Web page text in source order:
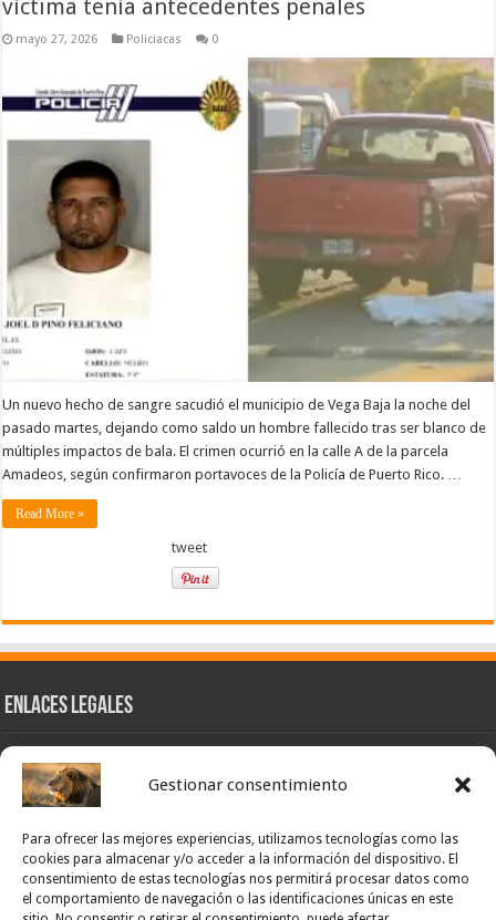
Gestionar consentimiento
Para ofrecer las mejores experiencias, utilizamos tecnologías como las
cookies para almacenar y/o acceder a la información del dispositivo. El
consentimiento de estas tecnologías nos permitirá procesar datos como
el comportamiento de navegación o las identificaciones únicas en este
víctima tenía antecedentes penales
mayo 27, 2026 Policiacas 0
Un nuevo hecho de sangre sacudió el municipio de Vega Baja la noche del
pasado martes, dejando como saldo un hombre fallecido tras ser blanco de
múltiples impactos de bala. El crimen ocurrió en la calle A de la parcela
Amadeos, según confirmaron portavoces de la Policía de Puerto Rico. …
Read More »
tweet
Enlaces Legales
Nuestra Esencia
Pulso Global
POLÍTICA DE PRIVACIDAD – NOTICIAS PONCE OFICIAL
TÉRMINOS Y CONDICIONES – NOTICIAS PONCE OFICIAL